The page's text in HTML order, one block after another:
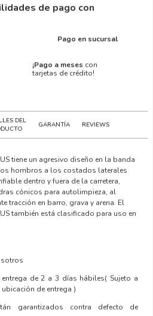
de pago con
Pago en sucursal
¡Pago a meses con
tarjetas de crédito!
DEL
GARANTÍA REVIEWS
tiene un agresivo diseño en la banda
hombros a los costados laterales
dentro y fuera de la carretera,
cónicos para autolimpieza, al
tracción en barro, grava y arena. El
también está clasificado para uso en
de 2 a 3 días hábiles( Sujeto a
de entrega )
garantizados contra defecto de